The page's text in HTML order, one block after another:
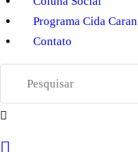
Programa Cida Caran
Contato